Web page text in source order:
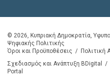
© 2026, Κυπριακή Δημοκρατία,
Ψηφιακής Πολιτικής
Όροι και Προϋποθέσεις / Πολιτική
Σχεδιασμός και Ανάπτυξη BDigital
/
Portal